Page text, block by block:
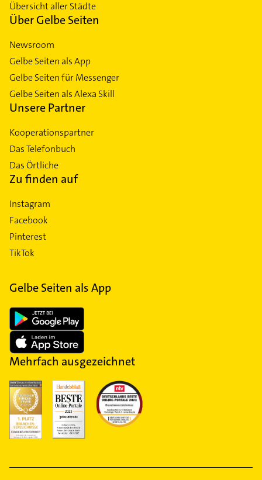
Übersicht aller Städte
Über Gelbe Seiten
Newsroom
Gelbe Seiten als App
Gelbe Seiten für Messenger
Gelbe Seiten als Alexa Skill
Unsere Partner
Kooperationspartner
Das Telefonbuch
Das Örtliche
Zu finden auf
Instagram
Facebook
Pinterest
TikTok
Gelbe Seiten als App
Mehrfach ausgezeichnet